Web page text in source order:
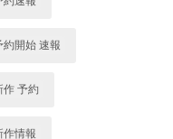
開始 速報
作 予約
作情報